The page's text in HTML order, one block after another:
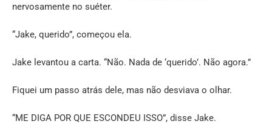
nervosamente no suéter.
“Jake, querido”, começou ela.
Jake levantou a carta. “Não. Nada de ‘querido’. Não agora.”
Fiquei um passo atrás dele, mas não desviava o olhar.
“ME DIGA POR QUE ESCONDEU ISSO”, disse Jake.